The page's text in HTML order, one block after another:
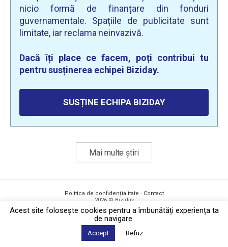
nicio formă de finanțare din fonduri
guvernamentale. Spațiile de publicitate sunt
limitate, iar reclama neinvazivă.
Dacă îți place ce facem, poți contribui tu
pentru susținerea echipei Biziday.
SUSȚINE ECHIPA BIZIDAY
Mai multe știri
Politica de confidențialitate · Contact
2026 © Biziday
Acest site foloseşte cookies pentru a îmbunătăți experiența ta
de navigare.
Accept Refuz